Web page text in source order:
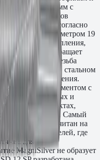
5,5/6,3 мм с
на 1000 часов
тумана согласно
шайба A19 диаметром 19
место крепления,
и предотвращает
зону резьбы. Резьба
место в стальном
сверления.
инструментом с
кровельных и
объектах,
помещениях. Самый
мм — рассчитан на
панелей, где
для
MagniSilver не образует